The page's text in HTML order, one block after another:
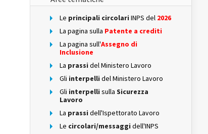
Le principali circolari INPS del 2026
La pagina sulla Patente a crediti
La pagina sull'Assegno di
Inclusione
La prassi del Ministero Lavoro
Gli interpelli del Ministero Lavoro
Gli interpelli sulla Sicurezza
Lavoro
La prassi dell'Ispettorato Lavoro
Le circolari/messaggi dell'INPS